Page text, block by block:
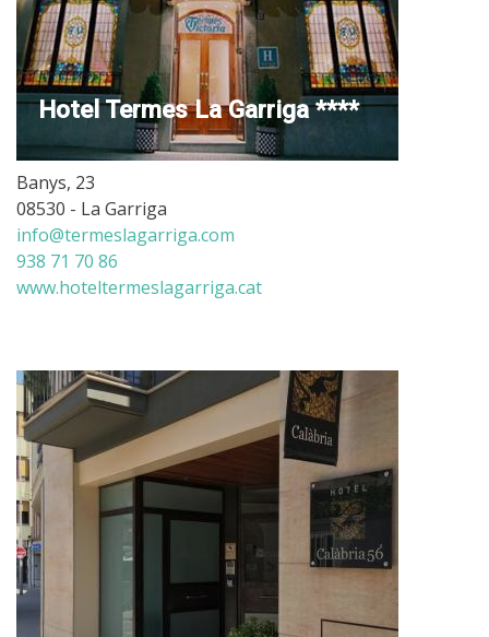
Hotel Termes La Garriga ****
Banys, 23
08530 - La Garriga
info@termeslagarriga.com
938 71 70 86
www.hoteltermeslagarriga.cat